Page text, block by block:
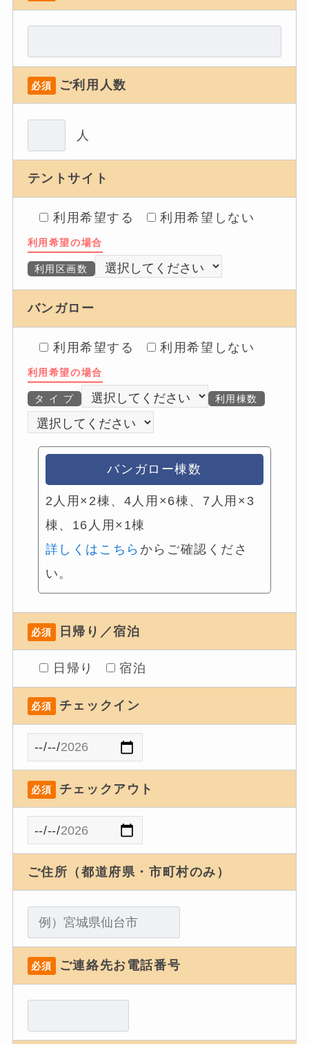
必須 ご利用人数
人
テントサイト
利用希望する 利用希望しない
利用希望の場合
利用区画数
バンガロー
利用希望する 利用希望しない
利用希望の場合
タ イ プ 利用棟数
バンガロー棟数
2人用×2棟、4人用×6棟、7人用×3
棟、16人用×1棟
詳しくはこちら からご確認くださ
い。
必須 日帰り／宿泊
日帰り 宿泊
必須 チェックイン
必須 チェックアウト
ご住所（都道府県・市町村のみ）
必須 ご連絡先お電話番号